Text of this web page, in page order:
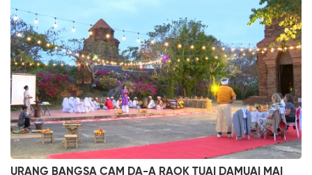
URANG BANGSA CAM DA-A RAOK TUAI DAMUAI MAI